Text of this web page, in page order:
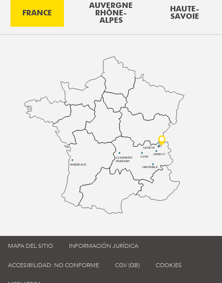
FRANCE
AUVERGNE
RHÔNE-
ALPES
HAUTE-
SAVOIE
BORDEAUX
CLERMONT-
FERRAND
LYON
ANNECY
GRENOBLE
GENÈVE
MAPA DEL SITIO INFORMACIÓN JURÍDICA
ACCESIBILIDAD: NO CONFORME CGV (GB) COOKIES